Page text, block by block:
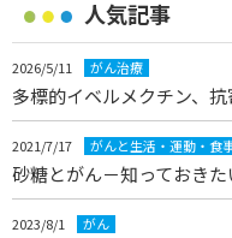
人気記事
2026/5/11 がん治療
多標的イベルメクチン、
2021/7/17 がんと生活・運動・食
砂糖とがん－知っておきた
2023/8/1 がん